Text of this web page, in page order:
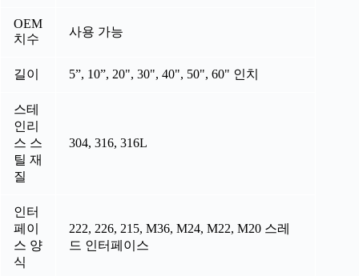
OEM
치수
사용 가능
길이 5”, 10”, 20", 30", 40", 50", 60" 인치
스테
인리
스 스
틸 재
질
304, 316, 316L
인터
페이
스 양
식
222, 226, 215, M36, M24, M22, M20 스레
드 인터페이스